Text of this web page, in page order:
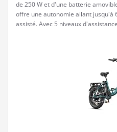
de 250 W et d'une batterie
offre une autonomie allant jusqu'à
assisté. Avec 5 niveaux